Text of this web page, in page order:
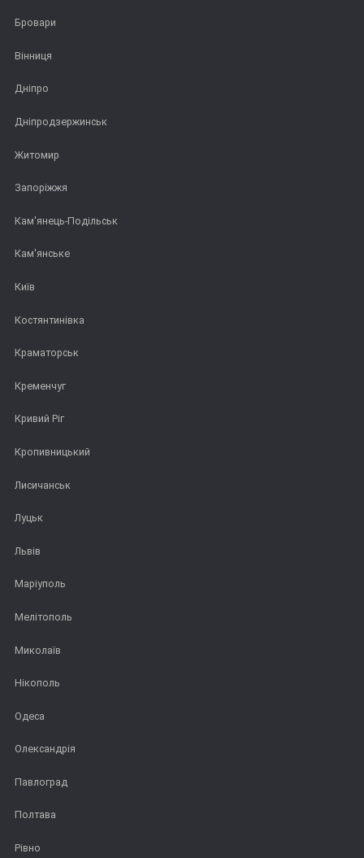
Бровари
Вінниця
Дніпро
Дніпродзержинськ
Житомир
Запоріжжя
Кам'янець-Подільськ
Кам'янське
Київ
Костянтинівка
Краматорськ
Кременчуг
Кривий Ріг
Кропивницький
Лисичанськ
Луцьк
Львів
Маріуполь
Мелітополь
Миколаїв
Нікополь
Одеса
Олександрія
Павлоград
Полтава
Рівно